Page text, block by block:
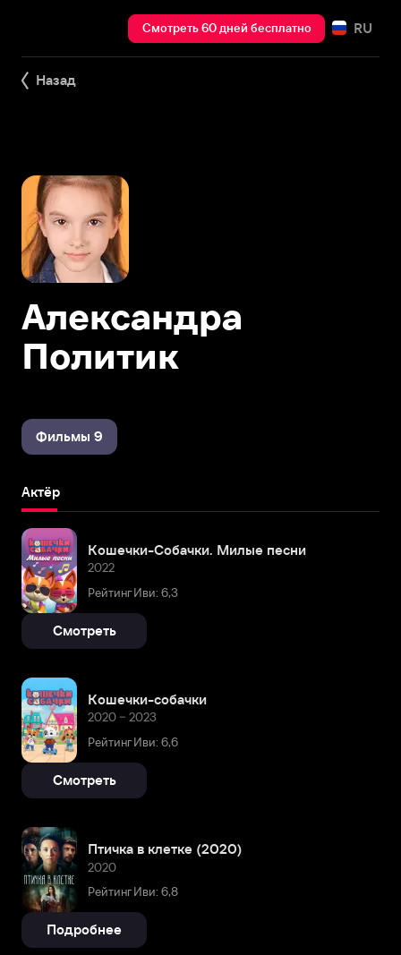
Смотреть 60 дней бесплатно RU
Назад
Александра
Политик
Фильмы 9
Актёр
Кошечки-Собачки. Милые песни
2022
Рейтинг Иви: 6,3
Смотреть
Кошечки-собачки
2020 – 2023
Рейтинг Иви: 6,6
Смотреть
Птичка в клетке (2020)
2020
Рейтинг Иви: 6,8
Подробнее